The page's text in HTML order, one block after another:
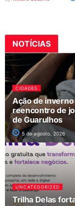
NOTÍCIAS
CIDADES
Ação de
reencontro de
de Guarulhos
5 de agosto, 2026
UNCATEGORIZED
Trilha Delas